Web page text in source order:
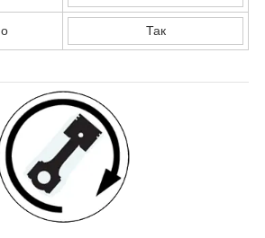
Так